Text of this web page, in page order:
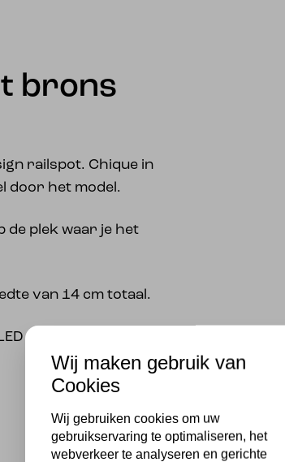
brons
railspot. Chique in
door het model.
de plek waar je het
van 14 cm totaal.
lamp als lichtbron.
Wij maken gebruik van
Cookies
Wij gebruiken cookies om uw
gebruikservaring te optimaliseren, het
webverkeer te analyseren en gerichte